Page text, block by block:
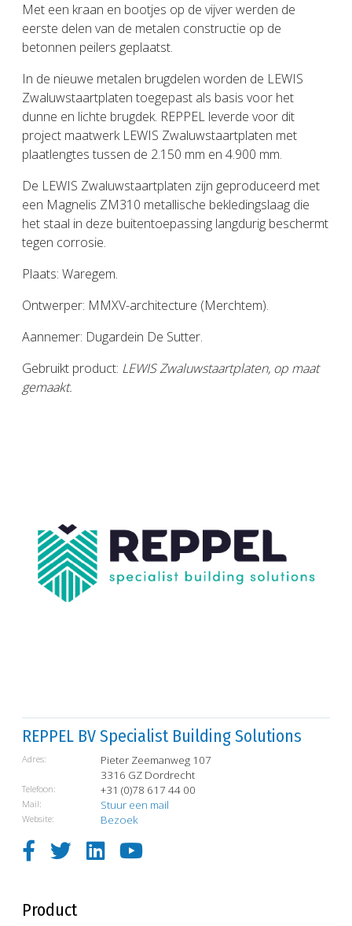
Met een kraan en bootjes op de vijver werden de
eerste delen van de metalen constructie op de
betonnen peilers geplaatst.
In de nieuwe metalen brugdelen worden de LEWIS
Zwaluwstaartplaten toegepast als basis voor het
dunne en lichte brugdek. REPPEL leverde voor dit
project maatwerk LEWIS Zwaluwstaartplaten met
plaatlengtes tussen de 2.150 mm en 4.900 mm.
De LEWIS Zwaluwstaartplaten zijn geproduceerd met
een Magnelis ZM310 metallische bekledingslaag die
het staal in deze buitentoepassing langdurig beschermt
tegen corrosie.
Plaats: Waregem.
Ontwerper: MMXV-architecture (Merchtem).
Aannemer: Dugardein De Sutter.
Gebruikt product: LEWIS Zwaluwstaartplaten, op maat
gemaakt.
REPPEL BV Specialist Building Solutions
Adres:
Pieter Zeemanweg 107
3316 GZ Dordrecht
Telefoon: +31 (0)78 617 44 00
Mail: Stuur een mail
Website: Bezoek
Product